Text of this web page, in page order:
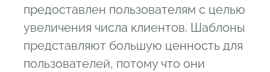
предоставлен пользователям с целью
увеличения числа клиентов. Шаблоны
представляют большую ценность для
пользователей, потому что они